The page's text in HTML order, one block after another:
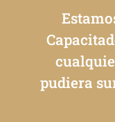
pudiera